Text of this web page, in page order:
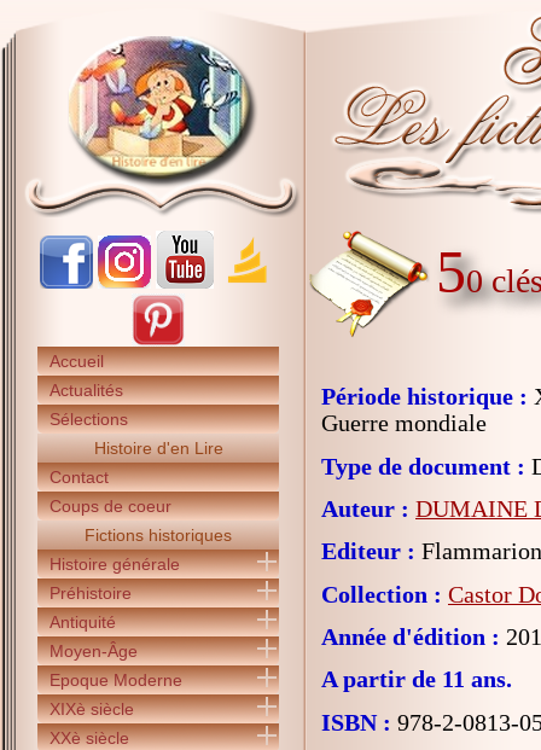
Accueil
Actualités
Sélections
Histoire d'en Lire
Contact
Coups de coeur
Fictions historiques
Histoire générale
Préhistoire
Antiquité
Moyen-Âge
Epoque Moderne
XIXè siècle
XXè siècle
50
Période historique :
Guerre mondiale
Type de document :
Auteur : DUMAINE
Editeur :
Collection : Castor
Année d'édition :
A partir de 11 ans.
ISBN : 978-2-0813-